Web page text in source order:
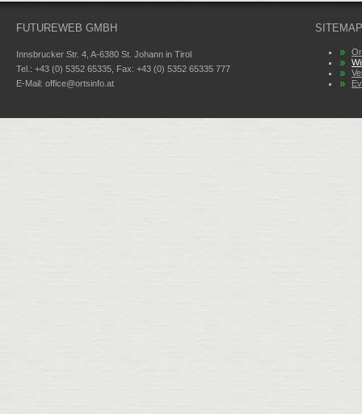
FUTUREWEB GMBH
Innsbrucker Str. 4, A-6380 St. Johann in Tirol
Tel.: +43 (0) 5352 65335, Fax: +43 (0) 5352 65335 777
E-Mail: office@ortsinfo.at
SITEMAP